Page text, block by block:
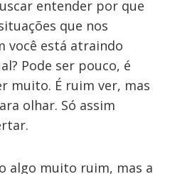
entender por que
que nos
você está atraindo
Pode ser pouco, é
muito. É ruim ver, mas
olhar. Só assim
algo muito ruim, mas a